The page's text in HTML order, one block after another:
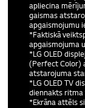
apliecina
gaismas
apgaismojumu
*Faktiskā
apgaismojuma
*LG OLED
(Perfect Color)
atstarojuma
*LG OLED TV
diennakts ritma
*Ekrāna attēls